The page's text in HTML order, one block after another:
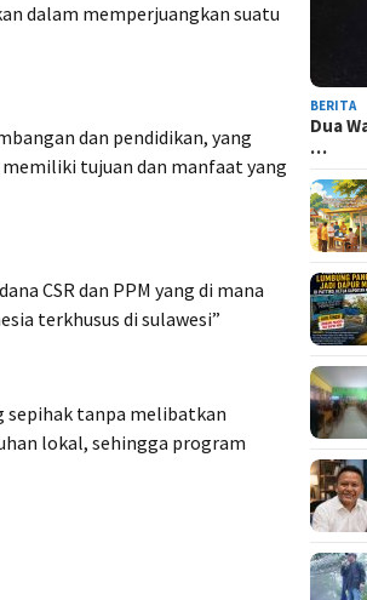
dalam memperjuangkan suatu
dan pendidikan, yang
tujuan dan manfaat yang
CSR dan PPM yang di mana
terkhusus di sulawesi”
sepihak tanpa melibatkan
lokal, sehingga program
BERITA
Dua
…